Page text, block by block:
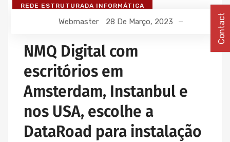
REDE ESTRUTURADA INFORMÁTICA
Webmaster 28 De Março, 2023
NMQ Digital com
escritórios em
Amsterdam, Instanbul e
nos USA, escolhe a
DataRoad para instalação
Contact